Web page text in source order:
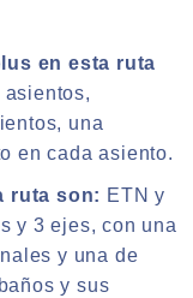
en esta ruta
una
en cada asiento.
ruta son: ETN y
y 3 ejes, con una
y una de
y sus